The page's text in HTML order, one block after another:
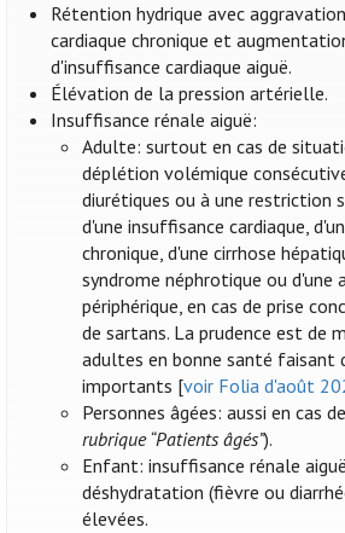
Rétention hydrique avec
cardiaque chronique et
d'insuffisance cardiaque aiguë.
Élévation de la pression artérielle.
Insuffisance rénale aiguë:
Adulte: surtout en cas de
déplétion volémique
diurétiques ou à une restriction
d'une insuffisance cardiaque,
chronique, d'une cirrhose
syndrome néphrotique ou d'une
périphérique, en cas de prise
de sartans. La prudence est de
adultes en bonne santé faisant
importants [voir Folia d'août
Personnes âgées: aussi en cas
rubrique “Patients âgés”).
Enfant: insuffisance rénale
déshydratation (fièvre ou
élevées.